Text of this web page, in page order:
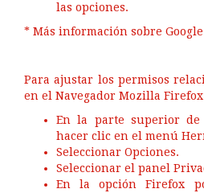
las opciones.
* Más información sobre
Para ajustar los permisos
en el Navegador Mozilla
En la parte superior
hacer clic en el menú
Seleccionar Opciones.
Seleccionar el panel
En la opción Firefox